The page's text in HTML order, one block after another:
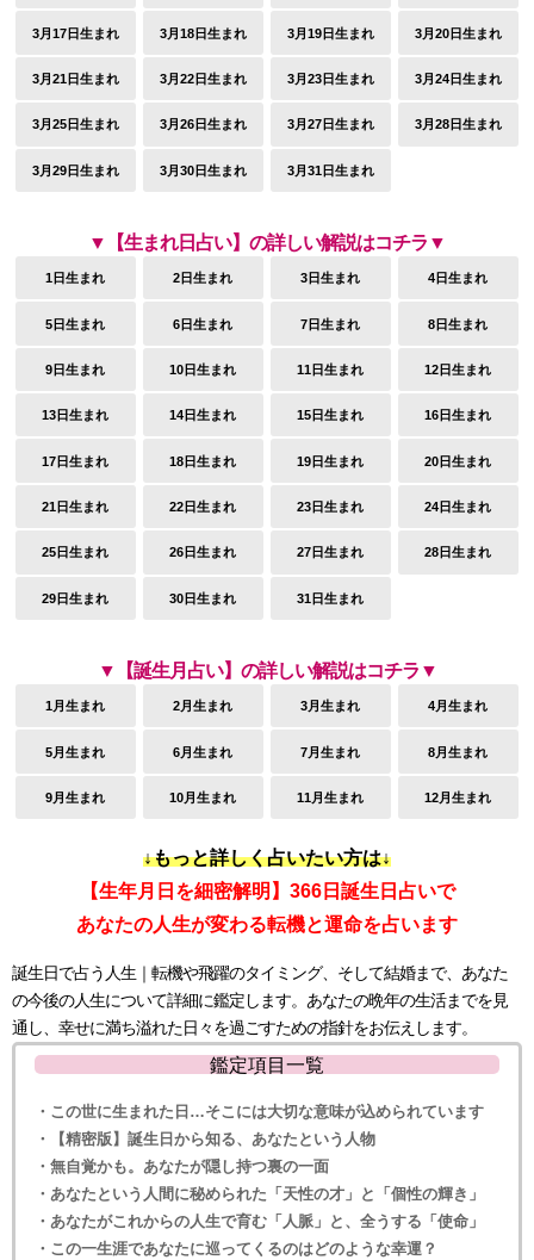
3月17日生まれ 3月18日生まれ 3月19日生まれ 3月20日生まれ
3月21日生まれ 3月22日生まれ 3月23日生まれ 3月24日生まれ
3月25日生まれ 3月26日生まれ 3月27日生まれ 3月28日生まれ
3月29日生まれ 3月30日生まれ 3月31日生まれ
▼【生まれ日占い】の詳しい解説はコチラ▼
1日生まれ 2日生まれ 3日生まれ 4日生まれ
5日生まれ 6日生まれ 7日生まれ 8日生まれ
9日生まれ 10日生まれ 11日生まれ 12日生まれ
13日生まれ 14日生まれ 15日生まれ 16日生まれ
17日生まれ 18日生まれ 19日生まれ 20日生まれ
21日生まれ 22日生まれ 23日生まれ 24日生まれ
25日生まれ 26日生まれ 27日生まれ 28日生まれ
29日生まれ 30日生まれ 31日生まれ
▼【誕生月占い】の詳しい解説はコチラ▼
1月生まれ 2月生まれ 3月生まれ 4月生まれ
5月生まれ 6月生まれ 7月生まれ 8月生まれ
9月生まれ 10月生まれ 11月生まれ 12月生まれ
↓もっと詳しく占いたい方は↓
【生年月日を細密解明】366日誕生日占いで
あなたの人生が変わる転機と運命を占います
誕生日で占う人生｜転機や飛躍のタイミング、そして結婚まで、あなた
の今後の人生について詳細に鑑定します。あなたの晩年の生活までを見
通し、幸せに満ち溢れた日々を過ごすための指針をお伝えします。
鑑定項目一覧
・この世に生まれた日…そこには大切な意味が込められています
・【精密版】誕生日から知る、あなたという人物
・無自覚かも。あなたが隠し持つ裏の一面
・あなたという人間に秘められた「天性の才」と「個性の輝き」
・あなたがこれからの人生で育む「人脈」と、全うする「使命」
・この一生涯であなたに巡ってくるのはどのような幸運？